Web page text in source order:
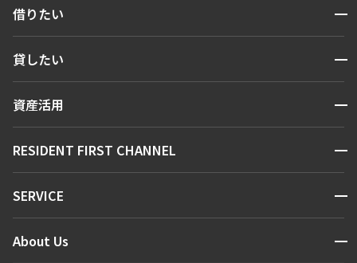
借りたい 開閉
人気エリアから探す
新着情報から探す
新着募集情報
貸したい 開閉
お問い合わせ
資産活用 開閉
お問い合わせ
RESIDENT FIRST CHANNEL 開閉
マンションレポート
住まいのコラム
SERVICE 開閉
会員ページ
About Us 開閉